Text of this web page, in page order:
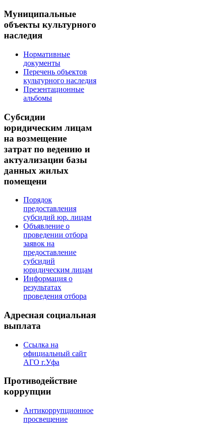
Муниципальные
объекты культурного
наследия
Нормативные
документы
Перечень объектов
культурного наследия
Презентационные
альбомы
Субсидии
юридическим лицам
на возмещение
затрат по ведению и
актуализации базы
данных жилых
помещени
Порядок
предоставления
субсидий юр. лицам
Объявление о
проведении отбора
заявок на
предоставление
субсидий
юридическим лицам
Информация о
результатах
проведения отбора
Адресная социальная
выплата
Ссылка на
официальный сайт
АГО г.Уфа
Противодействие
коррупции
Антикоррупционное
просвещение